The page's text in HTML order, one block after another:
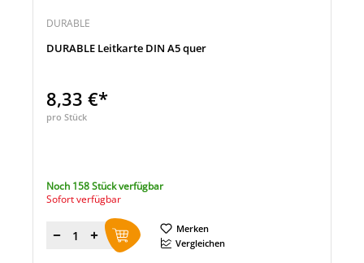
DURABLE
DURABLE Leitkarte DIN A5 quer
8,33 €*
pro Stück
Noch 158 Stück verfügbar
Sofort verfügbar
Menge
Merken
Vergleichen